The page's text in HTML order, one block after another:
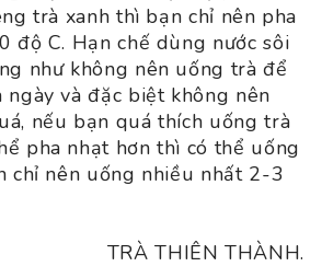
trà xanh thì bạn chỉ nên pha
độ C. Hạn chế dùng nước sôi
như không nên uống trà để
và đặc biệt không nên
nếu bạn quá thích uống trà
pha nhạt hơn thì có thể uống
chỉ nên uống nhiều nhất 2-3
TRÀ THIÊN THÀNH.